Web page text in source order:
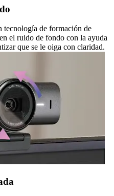
tecnología de formación de
el ruido de fondo con la ayuda
que se le oiga con claridad.